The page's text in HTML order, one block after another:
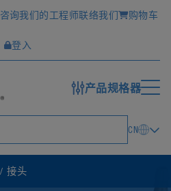
咨询我们的工程师联络我们 购物车
登入
产品规格器
CN
接头